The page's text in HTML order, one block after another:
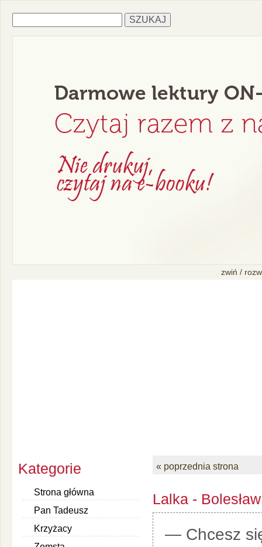
zwiń /
Kategorie
Strona główna
Pan Tadeusz
Krzyżacy
« poprzednia strona
Lalka -
— Chcesz